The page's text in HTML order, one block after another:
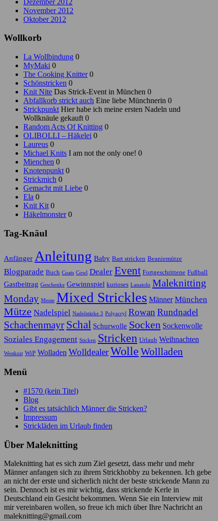
November 2012
Oktober 2012
Wollkorb
La Wollbindung 0
MyMaki 0
The Cooking Knitter0
Schönstricken 0
Knit Nite Das Strick-Event in München 0
Abfallkorb strickt auch Eine liebe Münchnerin 0
Strickpunkt Hier habe ich meine ersten Nadeln und
Wollknäule gekauft 0
Random Acts Of Knitting 0
OLIBOLLI – Häkelei 0
Laureus 0
Michael Knits I am not the only one! 0
Mienchen 0
Knotenpunkt 0
Strickmich 0
Gemacht mit Liebe 0
Ela 0
Knit Kit 0
Häkelmonster0
Tag-Knäul
Anfänger Anleitung Baby Bart stricken Beaniemütze
Blogparade Buch Coats Cowl Dealer Event Fortgeschrittene Fußball
Gastbeitrag Geschenke Gewinnspiel kurioses Lanaiolo Maleknitting
Monday Messe Mixed Strickles Männer München
Mütze Nadelspiel Nadelstärke 3 Polyacryl Rowan Rundnadel
Schachenmayr Schal Schurwolle Socken Sockenwolle
Soziales Engagement Sticken Stricken Urlaub Weihnachten
Westknit WiP Wolladen WolldealerWolle Wollladen
Menü
#1570 (kein Titel)
Blog
Gibt es tatsächlich Männer die Stricken?
Impressum
Strickläden im Urlaub finden
Über Maleknitting
Maleknitting hat es sich zum Ziel gesetzt, dass mehr und mehr
Männer anfangen sich zu ihrem Strickhobby zu bekennen. Ich gebe
an nicht der erste und sicherlich nicht der beste strickende Mann zu
sein. Dennoch ist es mir wichtig, dass strickende Kerle in
Deutschland ein Gesicht bekommen. Wenn Sie ein Interview mit
mir vereinbaren wollen, so freue ich mich über Ihre Nachricht an
maleknitting@gmail.com